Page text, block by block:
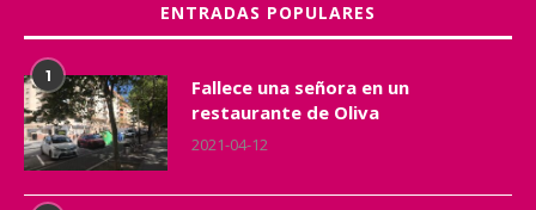
ENTRADAS POPULARES
1
Fallece una señora en un
restaurante de Oliva
2021-04-12